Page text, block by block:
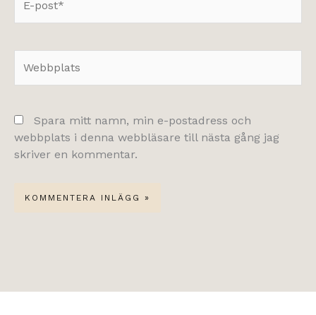
post*
Spara mitt namn, min e-postadress och
webbplats i denna webbläsare till nästa gång jag
skriver en kommentar.